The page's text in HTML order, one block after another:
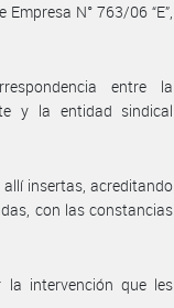
N° 763/06 “E”,
entre la
y la entidad sindical
insertas, acreditando
con las constancias
intervención que les